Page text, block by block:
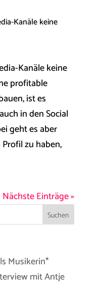
Kanäle keine
Kanäle keine
profitable
ist es
in den Social
geht es aber
zu haben,
Nächste Einträge »
Musikerin*
mit Antje